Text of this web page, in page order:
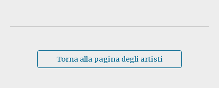
Torna alla pagina degli artisti